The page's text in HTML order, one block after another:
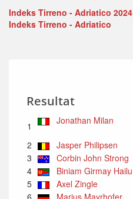
Indeks Tirreno - Adriatico 2024
Indeks Tirreno - Adriatico
Resultat
1 Jonathan Milan
2
Jasper Philipsen
3
Corbin John Strong
4
Biniam Girmay Hailu
5
Axel Zingle
6
Marius Mayrhofer